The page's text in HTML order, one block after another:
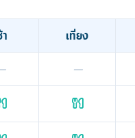
เที่ยง
—